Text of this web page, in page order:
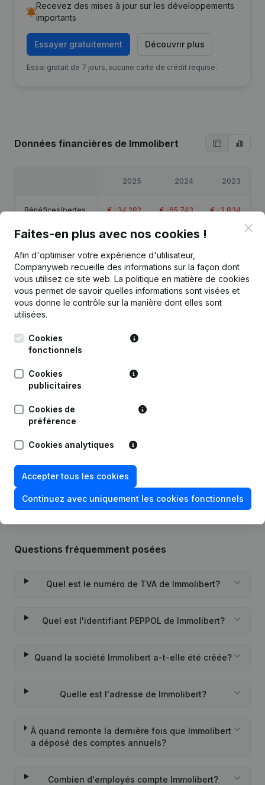
Recevez des mises à jour sur les développements
importants
Essayer gratuitement Découvrir plus
Essai gratuit de 7 jours, aucune carte de crédit requise.
Données financières de Immolibert
2025 2024 2023
Bénéfices/pertes €-34 282 €-65 743 €-3 834
Chiffre d'affaires €6 877 €3 748
Capitaux propres €196 141 €230 423 €-1 834
Marge brute 17 888 -30 606
Publications de Immolibert
Publication
Personne Morale, Ouverture
Succursale, etc...)
Questions fréquemment posées
Quel est le numéro de TVA de Immolibert?
Quel est l'identifiant PEPPOL de Immolibert?
Quand la société Immolibert a-t-elle été créée?
Quelle est l'adresse de Immolibert?
À quand remonte la dernière fois que Immolibert
a déposé des comptes annuels?
Combien d'employés compte Immolibert?
Faites-en plus avec nos cookies !
Afin d'optimiser votre expérience d'utilisateur,
Companyweb recueille des informations sur la façon dont
vous utilisez ce site web. La politique en matière de cookies
vous permet de savoir quelles informations sont visées et
vous donne le contrôle sur la manière dont elles sont
utilisées.
Cookies
fonctionnels
Cookies
publicitaires
Cookies de
préférence
Cookies analytiques
Accepter tous les cookies
Continuez avec uniquement les cookies fonctionnels